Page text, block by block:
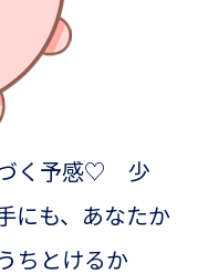
づく予感♡ 少
にも、あなたか
ちとけるか